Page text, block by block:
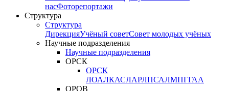
насФоторепортажи
Структура
Структура
ДирекцияУчёный советСовет молодых учёных
Научные подразделения
Научные подразделения
ОРСК
ОРСК
ЛОАЛКАСЛАРЛПСАЛМПГГАА
ОРОВ